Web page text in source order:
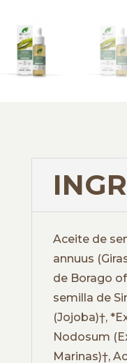
Aceite de
annuus
de Borago
semilla de
(Jojoba)†,
Nodosum
Marinas)†,